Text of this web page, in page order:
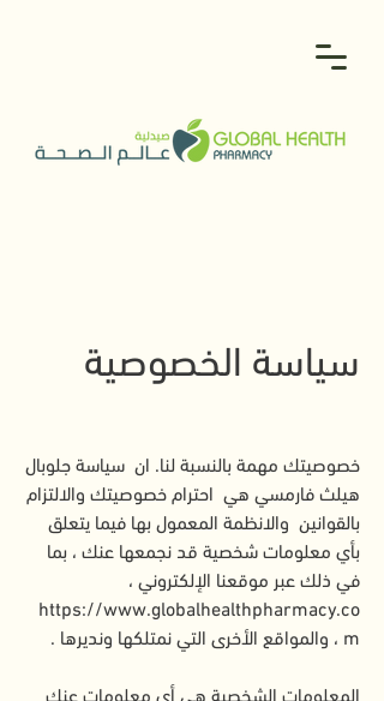
سياسة الخصوصية
خصوصيتك مهمة بالنسبة لنا. ان سياسة جلوبال
هيلث فارمسي هي احترام خصوصيتك والالتزام
بالقوانين والانظمة المعمول بها فيما يتعلق
بأي معلومات شخصية قد نجمعها عنك ، بما
في ذلك عبر موقعنا الإلكتروني ،
https://www.globalhealthpharmacy.co
m ، والمواقع الأخرى التي نمتلكها ونديرها .
المعلومات الشخصية هي أي معلومات عنك